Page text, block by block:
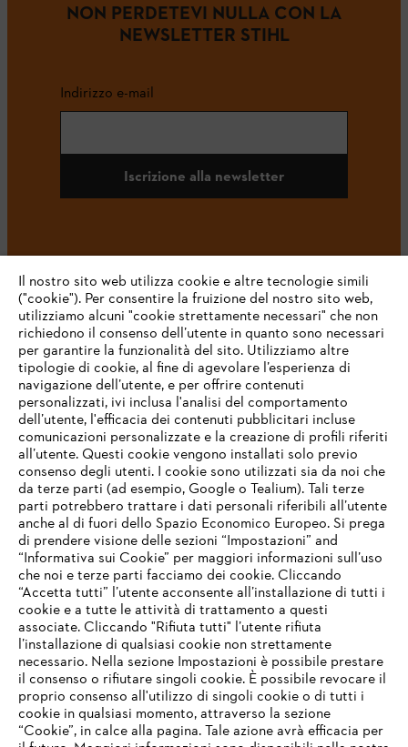
NON PERDETEVI NULLA CON LA
NEWSLETTER STIHL
Indirizzo e-mail
Iscrizione alla newsletter
#STIHL
L’azienda
STIHL FAQ
Service
Termini e condizioni generali Privacy policy
Note legali Cookies Informazioni legali
IHR BROWSER WIRD NICHT
UNTERSTÜTZT
Sie nutzen einen Browser, den wir noch nicht unterstützen. Für
eine optimale Nutzung unserer Seite empfehlen wir Ihnen, zu
einem der folgenden Browser zu wechseln:
Il nostro sito web utilizza cookie e altre tecnologie simili
("cookie"). Per consentire la fruizione del nostro sito web,
utilizziamo alcuni "cookie strettamente necessari" che non
richiedono il consenso dell’utente in quanto sono necessari
per garantire la funzionalità del sito. Utilizziamo altre
tipologie di cookie, al fine di agevolare l’esperienza di
navigazione dell’utente, e per offrire contenuti
personalizzati, ivi inclusa l'analisi del comportamento
dell’utente, l'efficacia dei contenuti pubblicitari incluse
comunicazioni personalizzate e la creazione di profili riferiti
all’utente. Questi cookie vengono installati solo previo
consenso degli utenti. I cookie sono utilizzati sia da noi che
da terze parti (ad esempio, Google o Tealium). Tali terze
parti potrebbero trattare i dati personali riferibili all’utente
anche al di fuori dello Spazio Economico Europeo. Si prega
di prendere visione delle sezioni “Impostazioni” and
“Informativa sui Cookie” per maggiori informazioni sull’uso
che noi e terze parti facciamo dei cookie. Cliccando
“Accetta tutti” l’utente acconsente all’installazione di tutti i
cookie e a tutte le attività di trattamento a questi
associate. Cliccando "Rifiuta tutti" l’utente rifiuta
l’installazione di qualsiasi cookie non strettamente
necessario. Nella sezione Impostazioni è possibile prestare
il consenso o rifiutare singoli cookie. È possibile revocare il
proprio consenso all'utilizzo di singoli cookie o di tutti i
cookie in qualsiasi momento, attraverso la sezione
“Cookie”, in calce alla pagina. Tale azione avrà efficacia per